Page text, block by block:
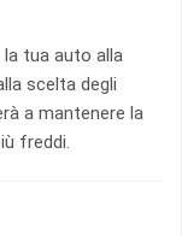
tua auto alla
scelta degli
a mantenere la
freddi.